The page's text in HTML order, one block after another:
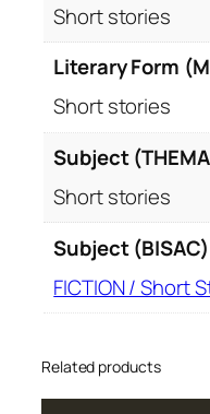
Short stories
Literary Form
Short stories
Subject
Short stories
Subject (BISAC)
FICTION / Short
Related products